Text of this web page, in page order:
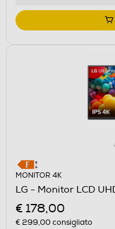
MONITOR 4K
LG - Monitor LCD
€ 178,00
€ 299,00consigliato